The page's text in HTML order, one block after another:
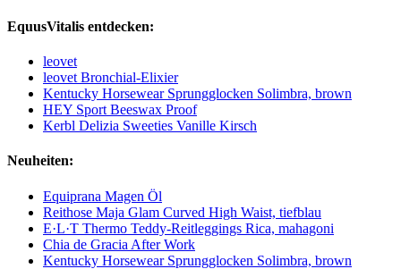
EquusVitalis entdecken:
leovet
leovet Bronchial-Elixier
Kentucky Horsewear Sprungglocken Solimbra, brown
HEY Sport Beeswax Proof
Kerbl Delizia Sweeties Vanille Kirsch
Neuheiten:
Equiprana Magen Öl
Reithose Maja Glam Curved High Waist, tiefblau
E·L·T Thermo Teddy-Reitleggings Rica, mahagoni
Chia de Gracia After Work
Kentucky Horsewear Sprungglocken Solimbra, brown